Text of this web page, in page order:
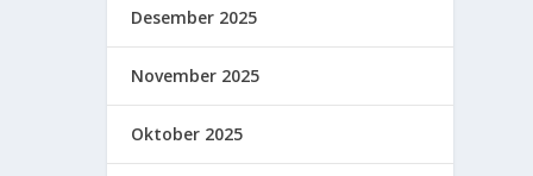
Desember 2025
November 2025
Oktober 2025